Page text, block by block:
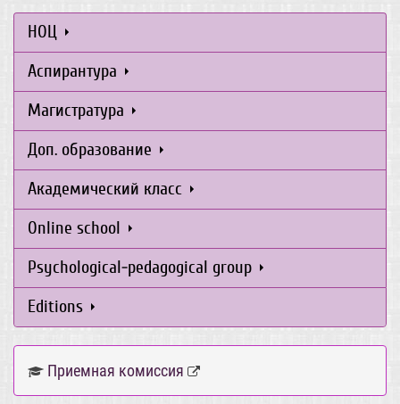
НОЦ
Аспирантура
Магистратура
Доп. образование
Академический класс
Online school
Psychological-pedagogical group
Editions
Приемная комиссия